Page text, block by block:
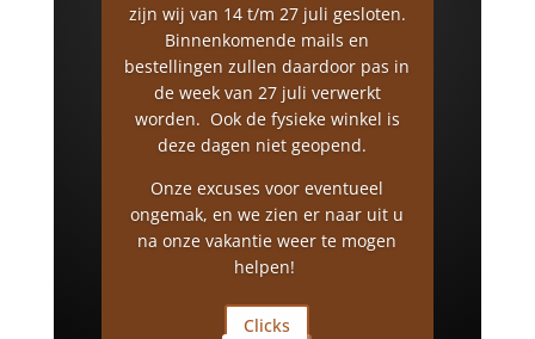
zijn wij van 14 t/m 27 juli gesloten.
Binnenkomende mails en
bestellingen zullen daardoor pas in
de week van 27 juli verwerkt
worden. Ook de fysieke winkel is
deze dagen niet geopend.
Onze excuses voor eventueel
ongemak, en we zien er naar uit u
na onze vakantie weer te mogen
helpen!
Clicks